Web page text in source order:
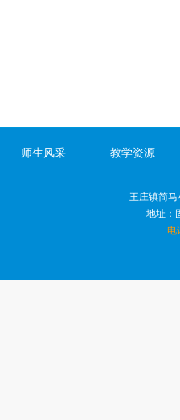
师生风采 教学资源
王庄镇简
地址：
电